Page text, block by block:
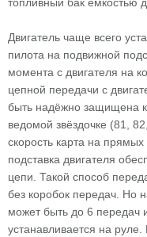
Двигатель чаще всего
пилота на подвижной
момента с двигателя на
цепной передачи с
быть надёжно защищена
ведомой звёздочке (81,
скорость карта на
подставка двигателя
цепи. Такой способ
без коробок передач. Но
может быть до 6 передач
устанавливается на